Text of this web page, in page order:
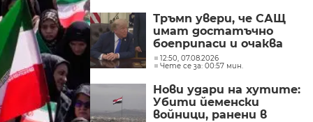
Тръмп увери, че САЩ
имат достатъчно
боеприпаси и очаква
конфликтът с Иран да
приключи скоро
12:50, 07.08.2026
Чете се за: 00:57 мин.
Нови удари на хутите:
Убити йеменски
войници, ранени в